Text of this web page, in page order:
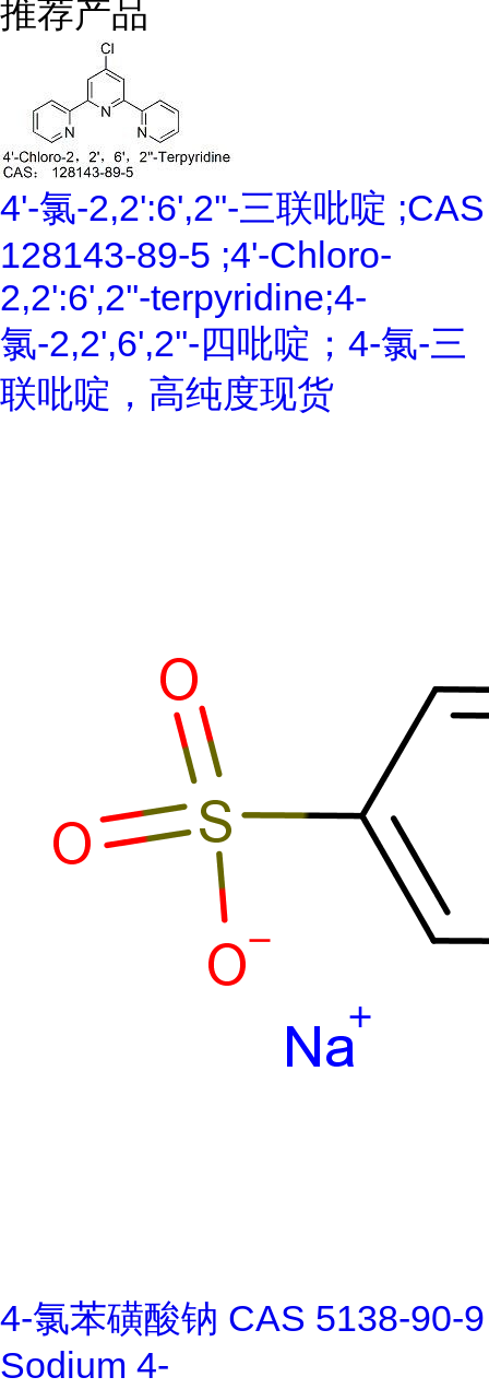
推荐产品
4'-氯-2,2':6',2''-三联吡啶 ;CAS
128143-89-5 ;4'-Chloro-
2,2':6',2''-terpyridine;4-
氯-2,2',6',2''-四吡啶；4-氯-三
联吡啶，高纯度现货
4-氯苯磺酸钠 CAS 5138-90-9
Sodium 4-